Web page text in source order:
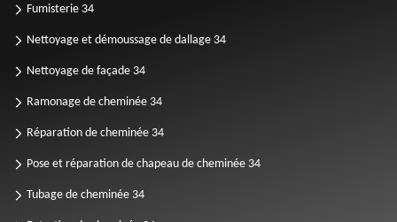
Fumisterie 34
Nettoyage et démoussage de dallage 34
Nettoyage de façade 34
Ramonage de cheminée 34
Réparation de cheminée 34
Pose et réparation de chapeau de cheminée 34
Tubage de cheminée 34